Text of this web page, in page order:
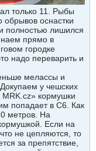
только 11. Рыбы
обрывов оснастки
полностью лишился
прямо в
городке
надо переварить и
мелассы и
у чешских
кормушки
попадает в С6. Как
метров. На
Если на
не цепляются, то
за препятствие,